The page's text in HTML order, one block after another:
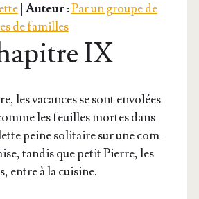
| Auteur :Par un groupe de
de familles
IX
les vacances se sont envo­lées
les feuilles mortes dans
peine soli­taire sur une com­
tan­dis que petit Pierre, les
entre à la cuisine.